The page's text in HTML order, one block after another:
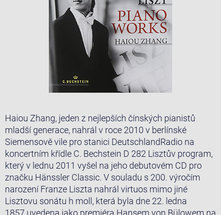
Haiou Zhang, jeden z nejlepších čínských pianistů
mladší generace, nahrál v roce 2010 v berlínské
Siemensově vile pro stanici DeutschlandRadio na
koncertním křídle C. Bechstein D 282 Lisztův program,
který v lednu 2011 vyšel na jeho debutovém CD pro
značku Hänssler Classic. V souladu s 200. výročím
narození Franze Liszta nahrál virtuos mimo jiné
Lisztovu sonátu h moll, která byla dne 22. ledna
1857 uvedena jako premiéra Hansem von Bülowem na